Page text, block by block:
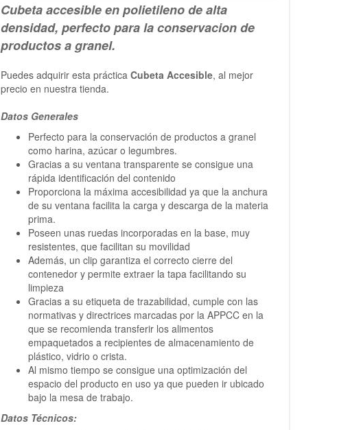
Cubeta accesible en polietileno de alta
densidad, perfecto para la conservacion de
productos a granel.
Puedes adquirir esta prácticaCubeta Accesible, al mejor
precio en nuestra tienda.
Datos Generales
Perfecto para la conservación de productos a granel
como harina, azúcar o legumbres.
Gracias a su ventana transparente se consigue una
rápida identificación del contenido
Proporciona la máxima accesibilidad ya que la anchura
de su ventana facilita la carga y descarga de la materia
prima.
Poseen unas ruedas incorporadas en la base, muy
resistentes, que facilitan su movilidad
Además, un clip garantiza el correcto cierre del
contenedor y permite extraer la tapa facilitando su
limpieza
Gracias a su etiqueta de trazabilidad, cumple con las
normativas y directrices marcadas por la APPCC en la
que se recomienda transferir los alimentos
empaquetados a recipientes de almacenamiento de
plástico, vidrio o crista.
Al mismo tiempo se consigue una optimización del
espacio del producto en uso ya que pueden ir ubicado
bajo la mesa de trabajo.
Datos Técnicos: